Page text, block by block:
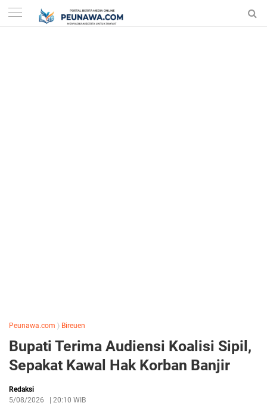
Peunawa.com 〉 Bireuen
Bupati Terima Audiensi Koalisi Sipil,
Sepakat Kawal Hak Korban Banjir
Redaksi
5/08/2026
20:10 WIB